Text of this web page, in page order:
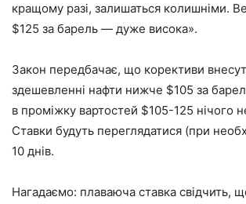
кращому разі, залишаться колишніми.
$125 за барель — дуже висока».
Закон передбачає, що корективи
здешевленні нафти нижче $105 за
в проміжку вартостей $105-125 нічого
Ставки будуть переглядатися (при
10 днів.
Нагадаємо: плаваюча ставка свідчить,